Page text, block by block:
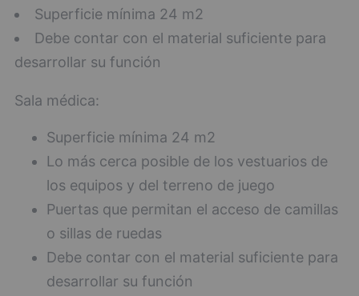
Superficie mínima 24 m2
Debe contar con el material suficiente para
desarrollar su función
Sala médica:
Superficie mínima 24 m2
Lo más cerca posible de los vestuarios de
los equipos y del terreno de juego
Puertas que permitan el acceso de camillas
o sillas de ruedas
Debe contar con el material suficiente para
desarrollar su función